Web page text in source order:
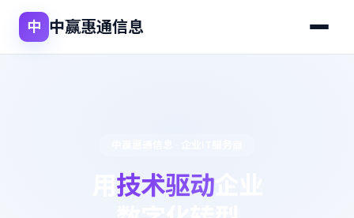
中 中赢惠通信息
技术驱动企业